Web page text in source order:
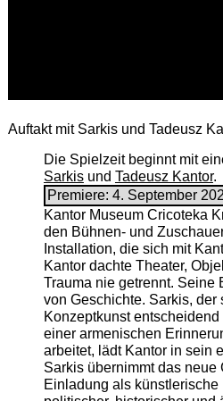
Auftakt mit Sarkis und Tadeusz
Die Spielzeit beginnt mit
Sarkisund Tadeusz Kantor.
Premiere: 4. September
Kantor Museum Cricoteka
den Bühnen- und
Installation, die sich mit
Kantor dachte Theater,
Trauma nie getrennt. Seine
von Geschichte. Sarkis,
Konzeptkunst
einer armenischen
arbeitet, lädt Kantor in sein
Sarkis übernimmt das neue
Einladung als künstlerische